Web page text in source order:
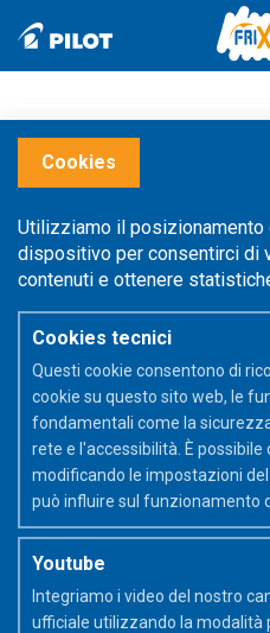
Fissare
appunti e
Quando appuntamenti e
importante essere in grado di
Le penne FriXion ti aiutano a
facili da leggere, che grazie
FriXion possono essere
Cookies
Utilizziamo il
dispositivo per consentirci di
contenuti e ottenere
Cookies tecnici
Questi cookie consentono di
cookie su questo sito web, le
fondamentali come la
rete e l'accessibilità. È possibile
modificando le impostazioni
può influire sul funzionamento
Youtube
Integriamo i video del nostro
ufficiale utilizzando la modalità